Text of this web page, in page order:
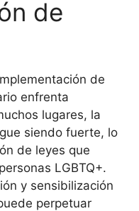
de
de
enfrenta
lugares, la
siendo fuerte, lo
de leyes que
LGBTQ+.
y sensibilización
perpetuar